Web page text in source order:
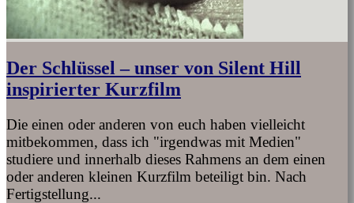
Der Schlüssel – unser von Silent Hill
inspirierter Kurzfilm
Die einen oder anderen von euch haben vielleicht
mitbekommen, dass ich "irgendwas mit Medien"
studiere und innerhalb dieses Rahmens an dem einen
oder anderen kleinen Kurzfilm beteiligt bin. Nach
Fertigstellung...